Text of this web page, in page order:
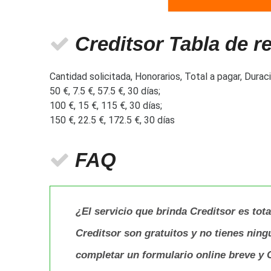
Creditsor Tabla de
Cantidad solicitada, Honorarios, Total a pagar,
50 €, 7.5 €, 57.5 €, 30 días;
100 €, 15 €, 115 €, 30 días;
150 €, 22.5 €, 172.5 €, 30 días
FAQ
¿El servicio que brinda Creditsor es
Creditsor son gratuitos y no tienes
completar un formulario online breve y